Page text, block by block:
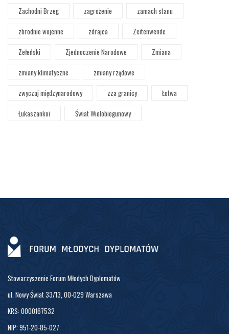
Zachodni Brzeg
zagrożenie
zamach stanu
zbrodnie wojenne
zdrajca
Zeitenwende
Zełeński
Zjednoczenie Narodowe
Zmiana
zmiany klimatyczne
zmiany rządowe
zwyczaj międzynarodowy
zza granicy
Łotwa
Łukaszankoi
Świat Wielobiegunowy
Stowarzyszenie Forum Młodych Dyplomatów
ul. Nowy Świat 33/13, 00-029 Warszawa
KRS: 0000167532
NIP: 951-20-85-027